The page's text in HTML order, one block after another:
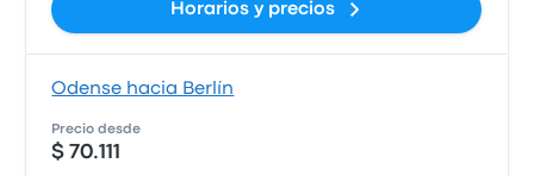
Horarios y precios
Odense hacia Berlín
Precio desde
$ 70.111